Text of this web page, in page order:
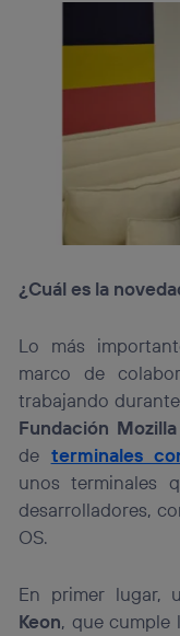
¿Cuál es la
Lo más
marco de
trabajando
Fundación
de terminales
unos terminales
desarrolladores,
OS.
En primer lugar,
Keon, que cumple